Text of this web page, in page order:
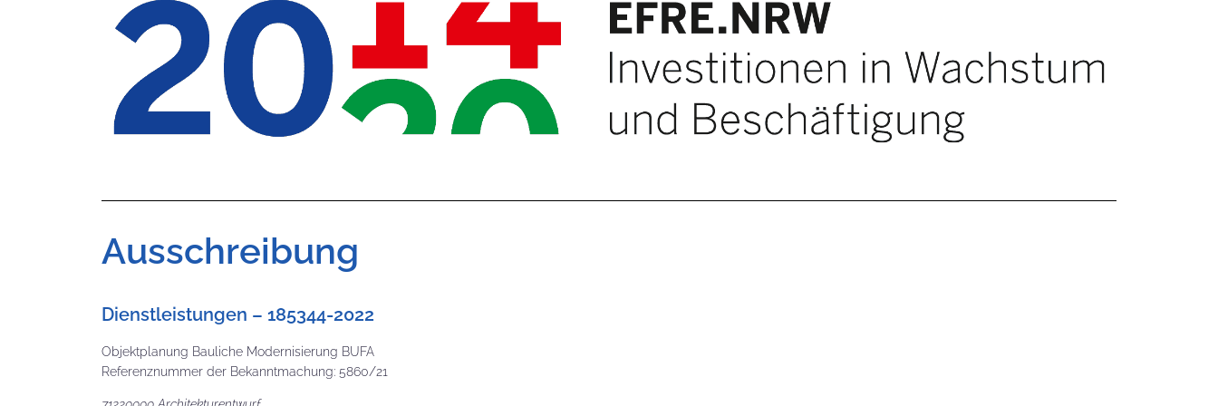
Ausschreibung
Dienstleistungen – 185344-2022
Objektplanung Bauliche Modernisierung BUFA
Referenznummer der Bekanntmachung: 5860/21